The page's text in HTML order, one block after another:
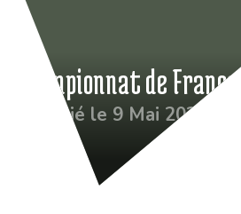
Championnat de France
Publié le 9 Mai 2022